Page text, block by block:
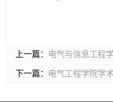
上一篇： 电气与信息工程
下一篇： 电气工程学院学